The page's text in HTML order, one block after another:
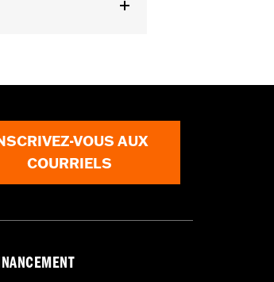
de la pièce no
pas circuler sur la
de performance sont
VOUS AUX
COURRIELS